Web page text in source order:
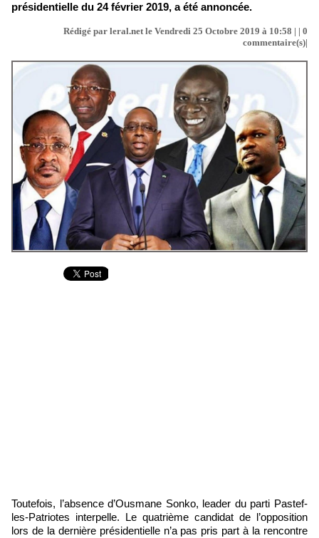
présidentielle du 24 février 2019, a été annoncée.
Rédigé par leral.net le Vendredi 25 Octobre 2019 à 10:58 | | 0
commentaire(s)|
Toutefois, l’absence d’Ousmane Sonko, leader du parti Pastef-
les-Patriotes interpelle. Le quatrième candidat de l’opposition
lors de la dernière présidentielle n’a pas pris part à la rencontre